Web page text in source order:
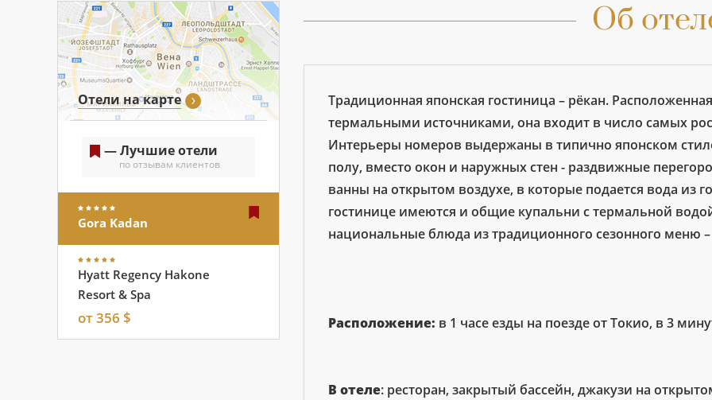
Отели на карте
— Лучшие отели
по отзывам клиентов
Gora Kadan
Hyatt Regency Hakone
Resort & Spa
от 356 $
Об
Традиционная японская гостиница – рёкан.
термальными источниками, она входит в число самых
Интерьеры номеров выдержаны в типично японском
полу, вместо окон и наружных стен - раздвижные
ванны на открытом воздухе, в которые подается вода из
гостинице имеются и общие купальни с термальной
национальные блюда из традиционного сезонного меню
Расположение: в 1 часе езды на поезде от Токио, в 3
В отеле: ресторан, закрытый бассейн, джакузи на